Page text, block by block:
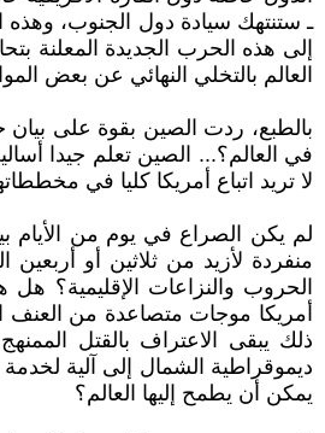
ـ ستنتهك سيادة دول الجنوب، وهذه
إلى هذه الحرب الجديدة المعلنة
العالم بالتخلي النهائي عن بعض
بالطبع، ردت الصين بقوة على
في العالم؟... الصين تعلم جيدا
لا تريد اتباع أمريكا كليا في
لم يكن الصراع في يوم من الأيام
الحروب والنزاعات الإقليمية؟
ذلك يبقى الاعتراف بالقتل
ديموقراطية الشمال إلى آلية لخدمة
يمكن أن يطمح إليها العالم؟